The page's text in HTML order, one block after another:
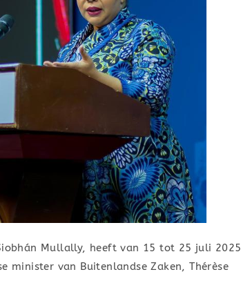
Mullally, heeft van 15 tot 25 juli 2025
minister van Buitenlandse Zaken, Thérèse